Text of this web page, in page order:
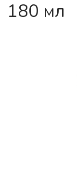
180 мл